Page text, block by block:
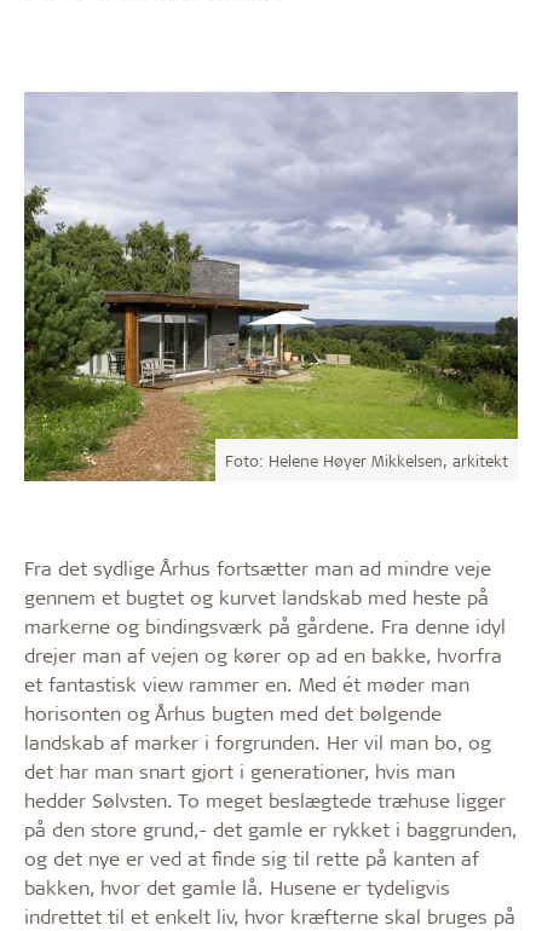
Foto: Helene Høyer Mikkelsen, arkitekt
Fra det sydlige Århus fortsætter man ad mindre veje
gennem et bugtet og kurvet landskab med heste på
markerne og bindingsværk på gårdene. Fra denne idyl
drejer man af vejen og kører op ad en bakke, hvorfra
et fantastisk view rammer en. Med ét møder man
horisonten og Århus bugten med det bølgende
landskab af marker i forgrunden. Her vil man bo, og
det har man snart gjort i generationer, hvis man
hedder Sølvsten. To meget beslægtede træhuse ligger
på den store grund,- det gamle er rykket i baggrunden,
og det nye er ved at finde sig til rette på kanten af
bakken, hvor det gamle lå. Husene er tydeligvis
indrettet til et enkelt liv, hvor kræfterne skal bruges på